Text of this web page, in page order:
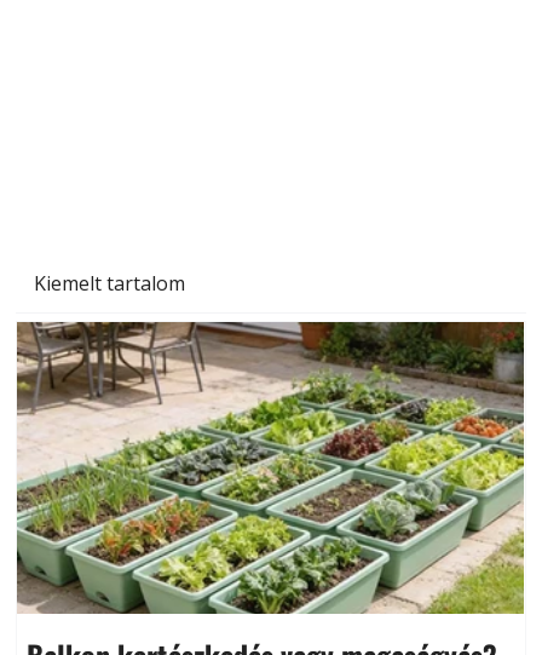
Kiemelt tartalom